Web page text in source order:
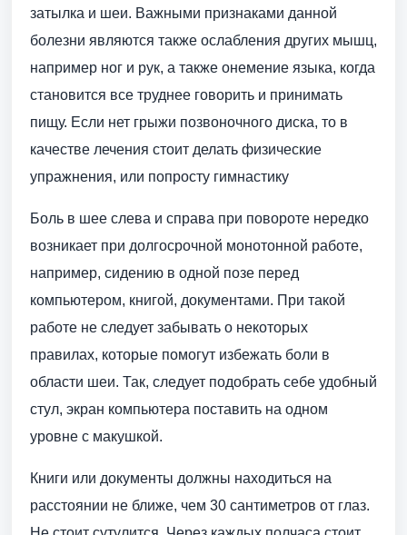
затылка и шеи. Важными признаками данной
болезни являются также ослабления других мышц,
например ног и рук, а также онемение языка, когда
становится все труднее говорить и принимать
пищу. Если нет грыжи позвоночного диска, то в
качестве лечения стоит делать физические
упражнения, или попросту гимнастику
Боль в шее слева и справа при повороте нередко
возникает при долгосрочной монотонной работе,
например, сидению в одной позе перед
компьютером, книгой, документами. При такой
работе не следует забывать о некоторых
правилах, которые помогут избежать боли в
области шеи. Так, следует подобрать себе удобный
стул, экран компьютера поставить на одном
уровне с макушкой.
Книги или документы должны находиться на
расстоянии не ближе, чем 30 сантиметров от глаз.